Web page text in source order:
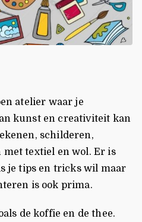
atelier waar je
kunst en creativiteit kan
schilderen,
met textiel en wol. Er is
je tips en tricks wil maar
is ook prima.
de koffie en de thee.